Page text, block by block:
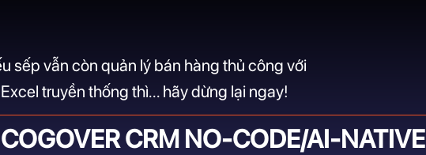
CRM NO-CODE/AI-NATIVE
sếp vẫn còn quản lý bán hàng thủ công với
Excel truyền thống thì... hãy dừng lại ngay!